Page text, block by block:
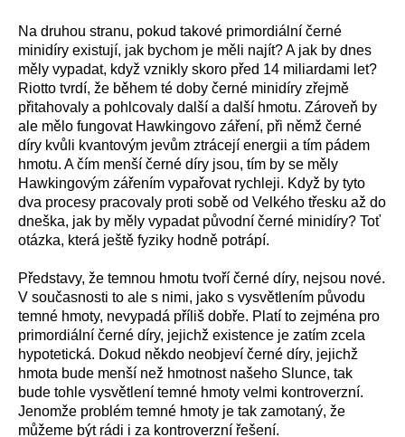
Na druhou stranu, pokud takové primordiální černé
minidíry existují, jak bychom je měli najít? A jak by dnes
měly vypadat, když vznikly skoro před 14 miliardami let?
Riotto tvrdí, že během té doby černé minidíry zřejmě
přitahovaly a pohlcovaly další a další hmotu. Zároveň by
ale mělo fungovat Hawkingovo záření, při němž černé
díry kvůli kvantovým jevům ztrácejí energii a tím pádem
hmotu. A čím menší černé díry jsou, tím by se měly
Hawkingovým zářením vypařovat rychleji. Když by tyto
dva procesy pracovaly proti sobě od Velkého třesku až do
dneška, jak by měly vypadat původní černé minidíry? Toť
otázka, která ještě fyziky hodně potrápí.
Představy, že temnou hmotu tvoří černé díry, nejsou nové.
V současnosti to ale s nimi, jako s vysvětlením původu
temné hmoty, nevypadá příliš dobře. Platí to zejména pro
primordiální černé díry, jejichž existence je zatím zcela
hypotetická. Dokud někdo neobjeví černé díry, jejichž
hmota bude menší než hmotnost našeho Slunce, tak
bude tohle vysvětlení temné hmoty velmi kontroverzní.
Jenomže problém temné hmoty je tak zamotaný, že
můžeme být rádi i za kontroverzní řešení.